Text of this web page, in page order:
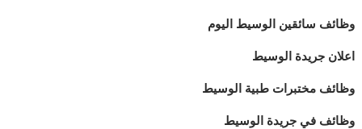
وظائف سائقين الوسيط اليوم
اعلان جريدة الوسيط
وظائف مختبرات طبية الوسيط
وظائف في جريدة الوسيط